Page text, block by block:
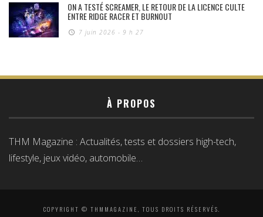
ON A TESTÉ SCREAMER, LE RETOUR DE LA LICENCE CULTE
ENTRE RIDGE RACER ET BURNOUT
7 juin 2026 - 9 h 27
À PROPOS
THM Magazine : Actualités, tests et dossiers high-tech,
lifestyle, jeux vidéo, automobile…
COPYRIGHT © THMMAGAZINE, TOUS DROITS RÉSERVÉS.